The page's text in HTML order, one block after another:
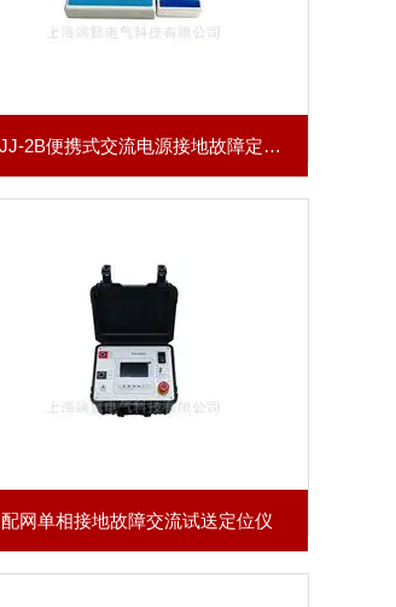
WJJ-2B便携式交流电源接地故障定位仪
配网单相接地故障交流试送定位仪